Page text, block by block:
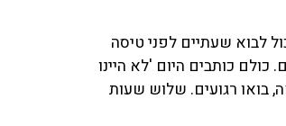
לבוא שעתיים לפני טיסה
כותבים היום 'לא היינו
בואו רגועים. שלוש שעות